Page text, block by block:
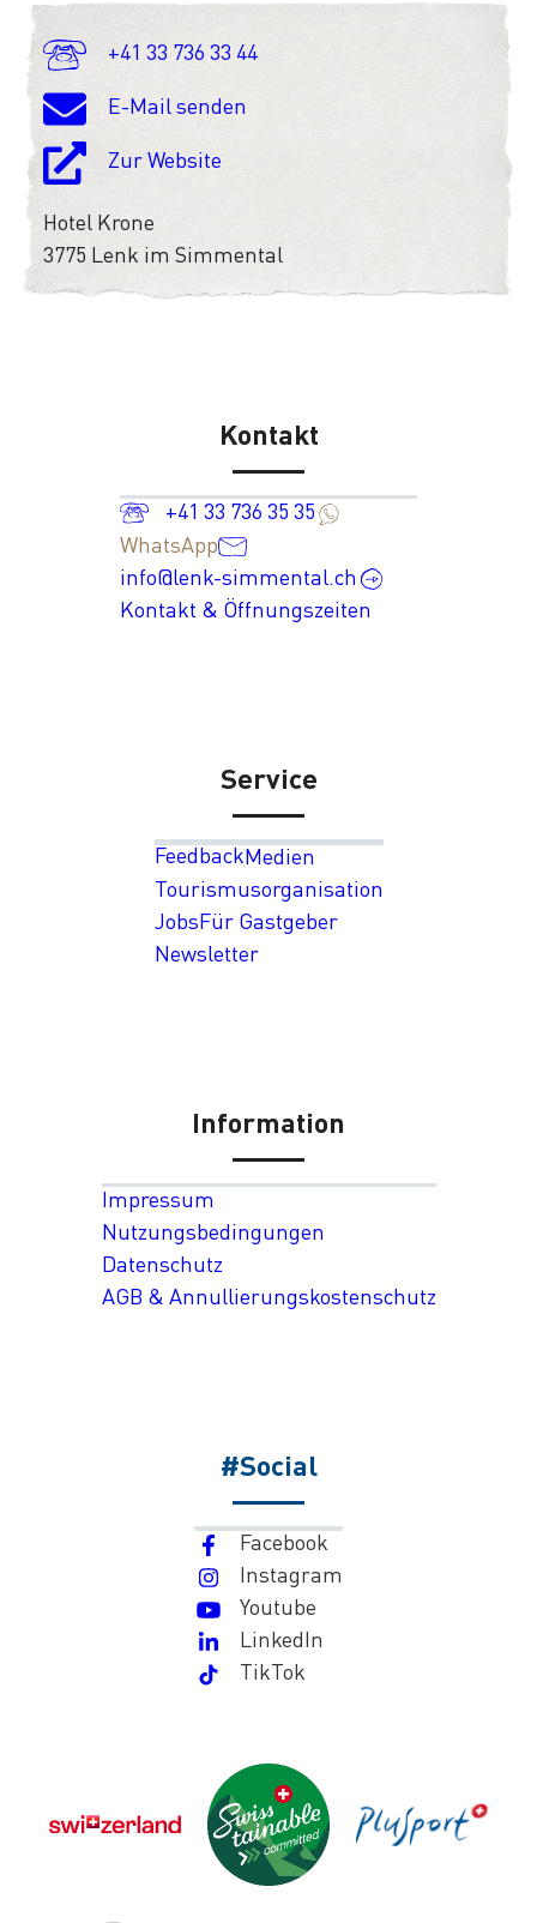
+41 33 736 33 44
E-Mail senden
Zur Website
Hotel Krone
3775 Lenk im Simmental
Kontakt
+41 33 736 35 35
WhatsApp
info@lenk-simmental.ch
Kontakt & Öffnungszeiten
Service
FeedbackMedien
Tourismusorganisation
JobsFür Gastgeber
Newsletter
Information
Impressum
Nutzungsbedingungen
Datenschutz
AGB & Annullierungskostenschutz
#Social
Facebook
Instagram
Youtube
LinkedIn
TikTok